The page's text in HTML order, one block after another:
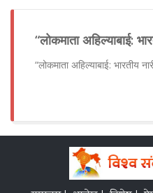
“लोकमाता अहिल्याबाई:
“लोकमाता अहिल्याबाई: भारतीय